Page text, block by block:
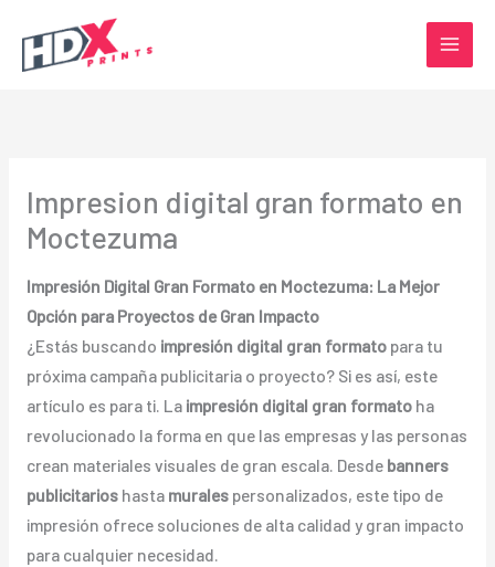
contenido
Impresion digital gran formato en
Moctezuma
Impresión Digital Gran Formato en Moctezuma: La Mejor
Opción para Proyectos de Gran Impacto
¿Estás buscando impresión digital gran formatopara tu
próxima campaña publicitaria o proyecto? Si es así, este
artículo es para ti. La impresión digital gran formatoha
revolucionado la forma en que las empresas y las personas
crean materiales visuales de gran escala. Desde banners
publicitarioshasta muralespersonalizados, este tipo de
impresión ofrece soluciones de alta calidad y gran impacto
para cualquier necesidad.